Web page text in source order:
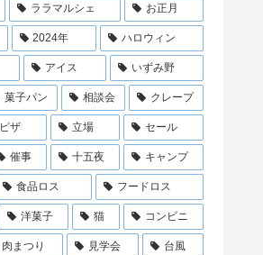
ララマルシェ お正月
2024年 ハロウィン
アイス いずみ野
菓子パン 相談会 クレープ
ピザ 立場 セール
催事 十五夜 キャンプ
食品ロス フードロス
洋菓子 猫 コンビニ
肉まつり 見学会 台風